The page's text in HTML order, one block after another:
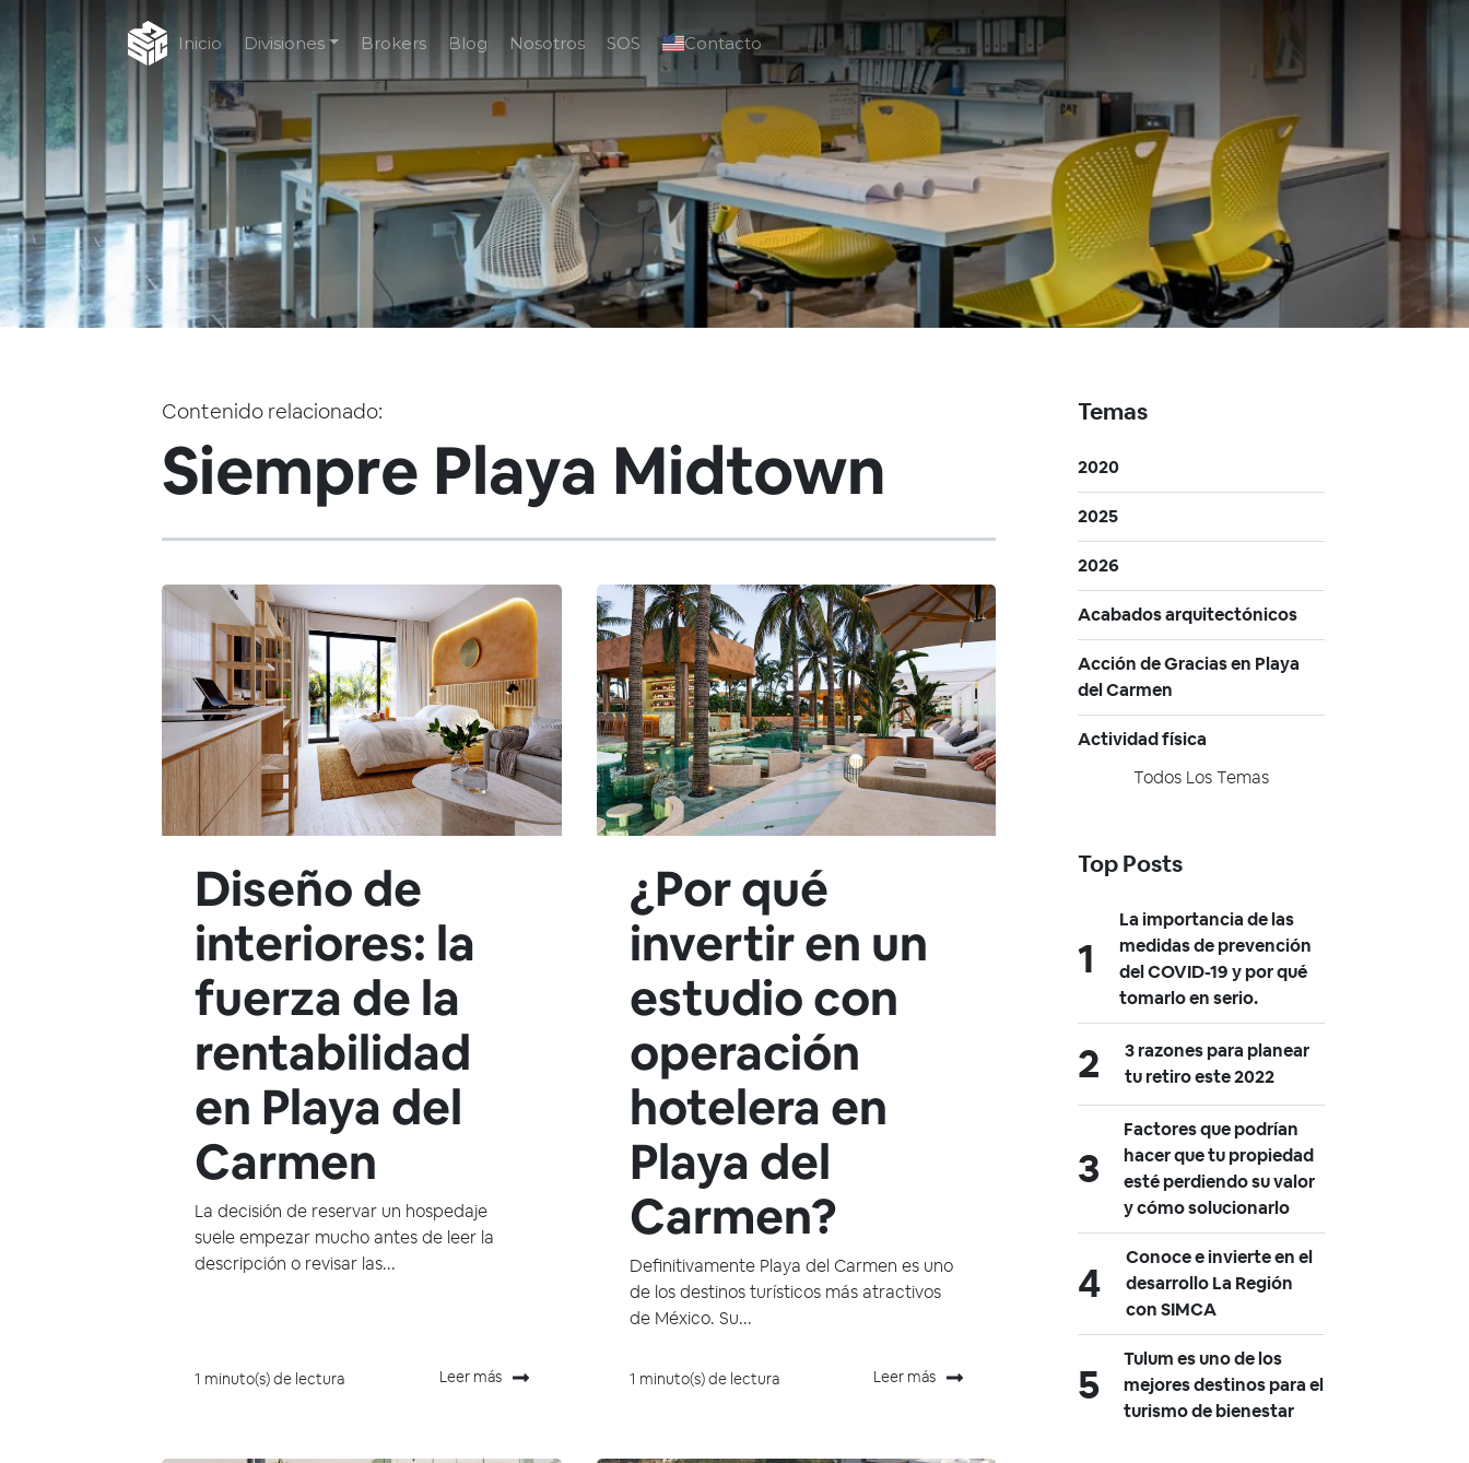
Inicio Divisiones Brokers Blog Nosotros SOS Contacto
Contenido relacionado:
Siempre Playa Midtown
Diseño de
interiores: la
fuerza de la
rentabilidad
en Playa del
Carmen
La decisión de reservar un hospedaje
suele empezar mucho antes de leer la
descripción o revisar las...
1 minuto(s) de lectura Leer más
¿Por qué
invertir en un
estudio con
operación
hotelera en
Playa del
Carmen?
Definitivamente Playa del Carmen es uno
de los destinos turísticos más atractivos
de México. Su...
1 minuto(s) de lectura Leer más
Temas
2020
2025
2026
Acabados arquitectónicos
Acción de Gracias en Playa
del Carmen
Actividad física
Todos Los Temas
Top Posts
La importancia de las
medidas de prevención
del COVID-19 y por qué
tomarlo en serio.
3 razones para planear
tu retiro este 2022
Factores que podrían
hacer que tu propiedad
esté perdiendo su valor
y cómo solucionarlo
Conoce e invierte en el
desarrollo La Región
con SIMCA
Tulum es uno de los
mejores destinos para el
turismo de bienestar